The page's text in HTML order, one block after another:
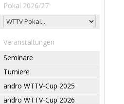
Pokal 2026/27
Veranstaltungen
Seminare
Turniere
andro WTTV-Cup 2025
andro WTTV-Cup 2026